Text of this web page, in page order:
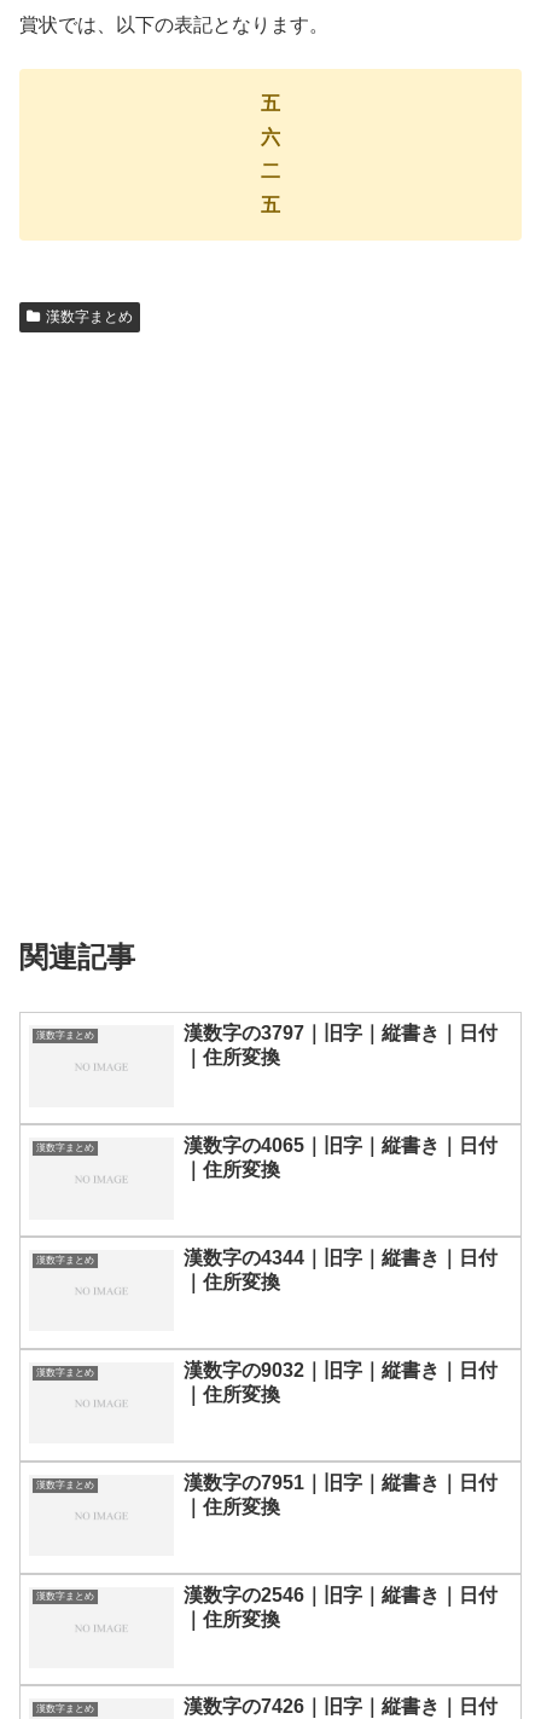
賞状では、以下の表記となります。
五
六
二
五
漢数字まとめ
関連記事
漢数字まとめ
漢数字の3797｜旧字｜縦書き｜日付
｜住所変換
漢数字まとめ
漢数字の4065｜旧字｜縦書き｜日付
｜住所変換
漢数字まとめ
漢数字の4344｜旧字｜縦書き｜日付
｜住所変換
漢数字まとめ
漢数字の9032｜旧字｜縦書き｜日付
｜住所変換
漢数字まとめ
漢数字の7951｜旧字｜縦書き｜日付
｜住所変換
漢数字まとめ
漢数字の2546｜旧字｜縦書き｜日付
｜住所変換
漢数字まとめ
漢数字の7426｜旧字｜縦書き｜日付